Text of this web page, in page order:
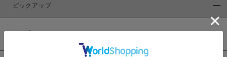
ピックアップ